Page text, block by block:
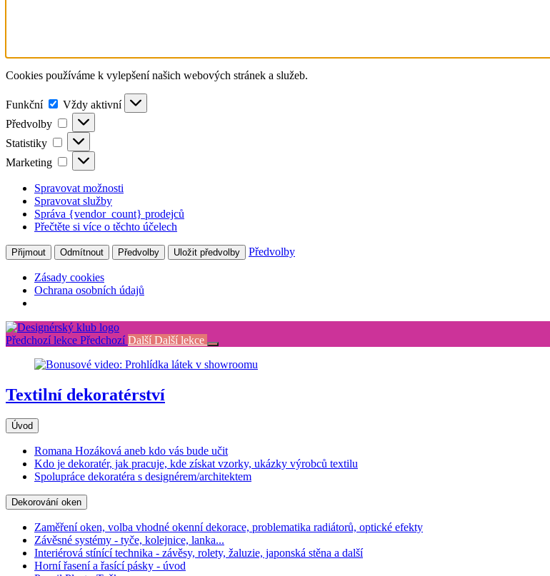
Cookies používáme k vylepšení našich webových stránek a služeb.
Funkční Funkční
Vždy aktivní
Předvolby
Předvolby
Statistiky Statistiky
Marketing Marketing
Spravovat možnosti
Spravovat služby
Správa {vendor_count} prodejců
Přečtěte si více o těchto účelech
Přijmout Odmítnout Předvolby Uložit předvolby Předvolby
Zásady cookies
Ochrana osobních údajů
Return
to
Textilní
Předchozí lekce Předchozí Další Další lekce
Textilní dekoratérství
Úvod
Romana Hozáková aneb kdo vás bude učit
Kdo je dekoratér, jak pracuje, kde získat vzorky, ukázky výrobců textilu
Spolupráce dekoratéra s designérem/architektem
Dekorování oken
Zaměření oken, volba vhodné okenní dekorace, problematika radiátorů, optické efekty
Závěsné systémy - tyče, kolejnice, lanka...
Interiérová stínící technika - závěsy, rolety, žaluzie, japonská stěna a další
Horní řasení a řasící pásky - úvod